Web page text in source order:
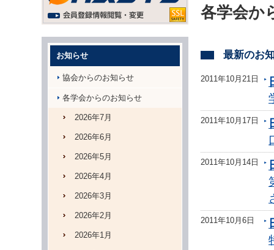
各学会か
最新のお
2011年10月21日
2011年10月17日
2011年10月14日
2011年10月6日
お知らせ
協会からのお知らせ
各学会からのお知らせ
2026年7月
2026年6月
2026年5月
2026年4月
2026年3月
2026年2月
2026年1月